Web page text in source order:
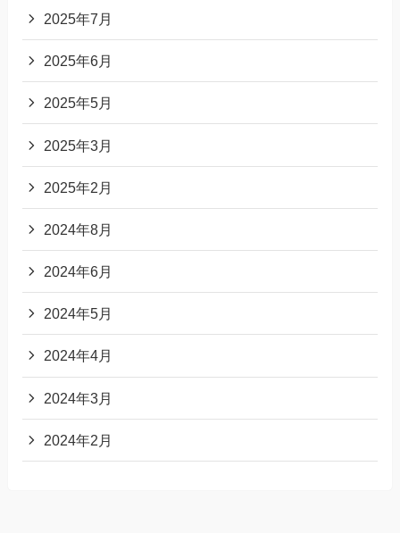
2025年7月
2025年6月
2025年5月
2025年3月
2025年2月
2024年8月
2024年6月
2024年5月
2024年4月
2024年3月
2024年2月